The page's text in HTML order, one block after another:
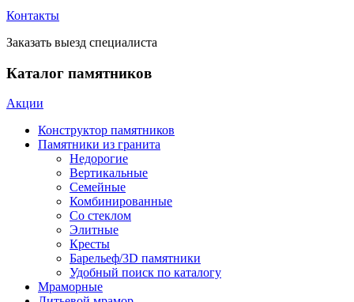
Контакты
Заказать выезд специалиста
Каталог памятников
Акции
Конструктор памятников
Памятники из гранита
Недорогие
Вертикальные
Семейные
Комбинированные
Со стеклом
Элитные
Кресты
Барельеф/3D памятники
Удобный поиск по каталогу
Мраморные